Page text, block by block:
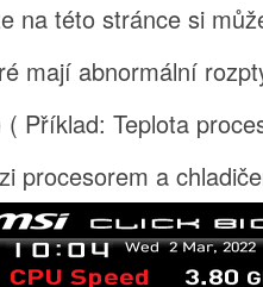
na této stránce si
mají abnormální
( Příklad: Teplota
procesorem a